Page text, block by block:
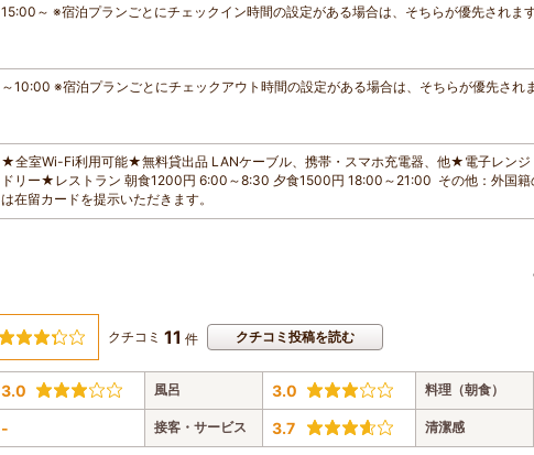
15:00～ ※宿泊プランごとにチェックイン時間の設定がある場合は、そちらが優先されます
～10:00 ※宿泊プランごとにチェックアウト時間の設定がある場合は、そちらが優先されま
★全室Wi-Fi利用可能★無料貸出品 LANケーブル、携帯・スマホ充電器、他★電子レン
ドリー★レストラン 朝食1200円 6:00～8:30 夕食1500円 18:00～21:00 その他：外国籍
は在留カードを提示いただきます。
クチコミ 11 件 クチコミ投稿を読む
3.0 風呂 3.0 料理（朝食）
- 接客・サービス 3.7 清潔感